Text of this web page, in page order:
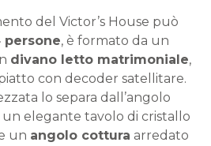
del Victor’s House può
persone, è formato da un
divano letto matrimoniale,
con decoder satellitare.
lo separa dall’angolo
un elegante tavolo di cristallo
un angolo cottura arredato